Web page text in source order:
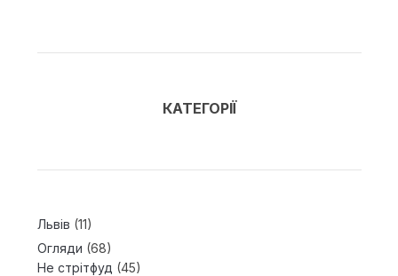
КАТЕГОРІЇ
Львів (11)
Огляди (68)
Не стрітфуд (45)